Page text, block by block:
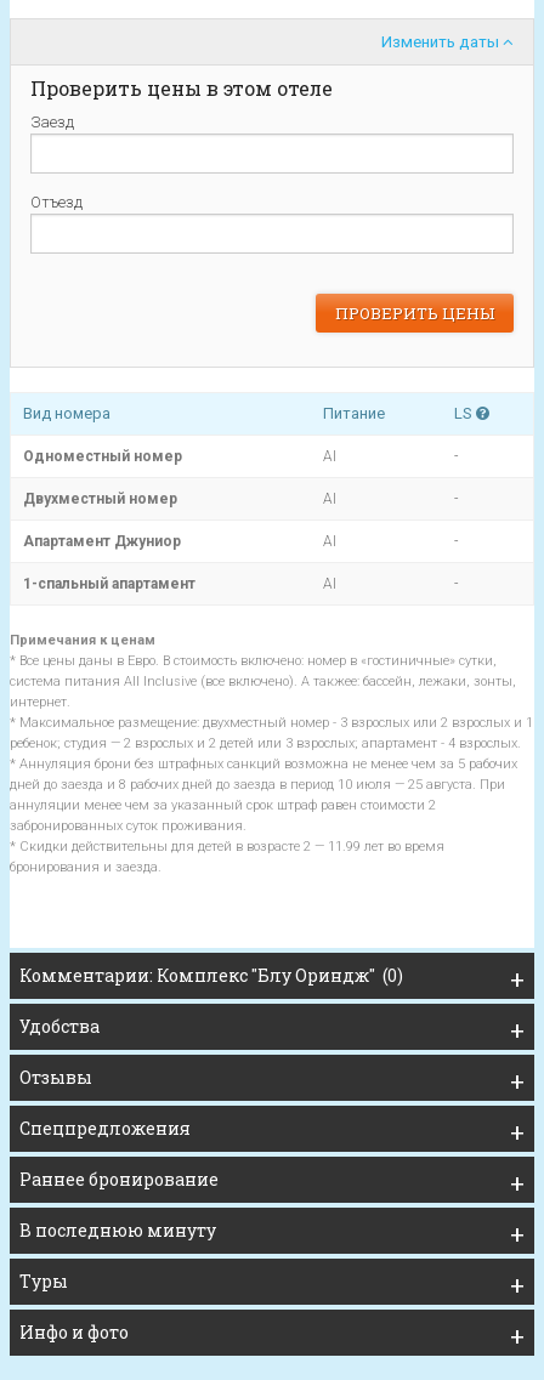
Изменить даты
Проверить цены в этом отеле
Заезд
Отъезд
Вид номера Питание LS
Одноместный номер AI -
Двухместный номер AI -
Апартамент Джуниор AI -
1-спальный апартамент AI -
Примечания к ценам
* Все цены даны в Евро. В стоимость включено: номер в «гостиничные» сутки,
система питания All Inclusive (все включено). А такжее: бассейн, лежаки, зонты,
интернет.
* Максимальное размещение: двухместный номер - 3 взрослых или 2 взрослых и 1
ребенок; студия — 2 взрослых и 2 детей или 3 взрослых; апартамент - 4 взрослых.
* Аннуляция брони без штрафных санкций возможна не менее чем за 5 рабочих
дней до заезда и 8 рабочих дней до заезда в период 10 июля — 25 августа. При
аннуляции менее чем за указанный срок штраф равен стоимости 2
забронированных суток проживания.
* Скидки действительны для детей в возрасте 2 — 11.99 лет во время
бронирования и заезда.
Комментарии: Комплекс "Блу Ориндж" (0)
Удобства
Отзывы
Спецпредложения
Раннее бронирование
В последнюю минуту
Туры
Инфо и фото